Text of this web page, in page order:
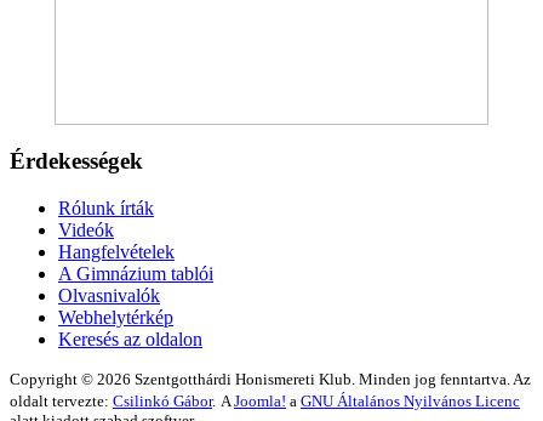
Érdekességek
Rólunk írták
Videók
Hangfelvételek
A Gimnázium tablói
Olvasnivalók
Webhelytérkép
Keresés az oldalon
Copyright © 2026 Szentgotthárdi Honismereti Klub. Minden jog fenntartva. Az
oldalt tervezte: Csilinkó Gábor. A Joomla! a GNU Általános Nyilvános Licenc